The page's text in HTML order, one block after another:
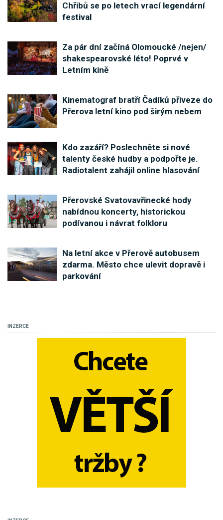
Chřibů se po letech vrací legendární
festival
Za pár dní začíná Olomoucké /nejen/
shakespearovské léto! Poprvé v
Letním kině
Kinematograf bratří Čadíků přiveze do
Přerova letní kino pod širým nebem
Kdo zazáří? Poslechněte si nové
talenty české hudby a podpořte je.
Radiotalent zahájil online hlasování
Přerovské Svatovavřinecké hody
nabídnou koncerty, historickou
podívanou i návrat folkloru
Na letní akce v Přerově autobusem
zdarma. Město chce ulevit dopravě i
parkování
INZERCE